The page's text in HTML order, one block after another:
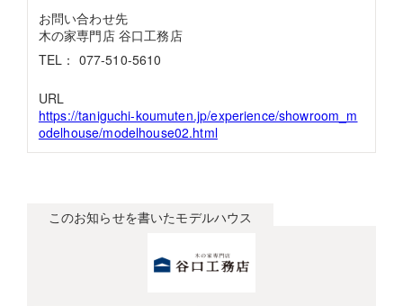
お問い合わせ先
木の家専門店 谷口工務店
TEL： 077-510-5610
URL
https://taniguchi-koumuten.jp/experience/showroom_m
odelhouse/modelhouse02.html
このお知らせを書いたモデルハウス